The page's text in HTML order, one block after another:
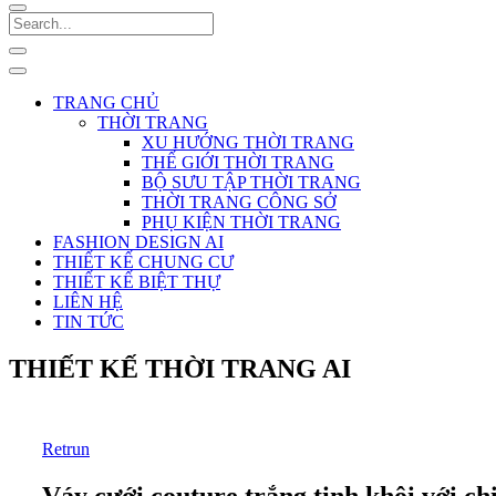
TRANG CHỦ
THỜI TRANG
XU HƯỚNG THỜI TRANG
THẾ GIỚI THỜI TRANG
BỘ SƯU TẬP THỜI TRANG
THỜI TRANG CÔNG SỞ
PHỤ KIỆN THỜI TRANG
FASHION DESIGN AI
THIẾT KẾ CHUNG CƯ
THIẾT KẾ BIỆT THỰ
LIÊN HỆ
TIN TỨC
THIẾT KẾ THỜI TRANG AI
Retrun